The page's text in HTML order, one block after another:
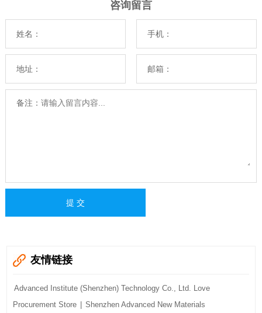
咨询留言
姓名： 手机：
地址： 邮箱：
备注：
友情链接
Advanced Institute (Shenzhen) Technology Co., Ltd. Love
Procurement Store
Shenzhen Advanced New Materials